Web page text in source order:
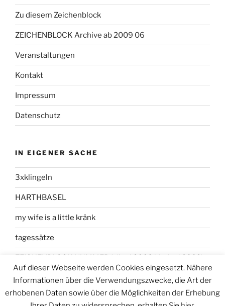
Zu diesem Zeichenblock
ZEICHENBLOCK Archive ab 2009 06
Veranstaltungen
Kontakt
Impressum
Datenschutz
IN EIGENER SACHE
3xklingeln
HARTHBASEL
my wife is a little kränk
tagessätze
ZEICHENBLOCK NUMMER 1 (Juni 2008 bis Juni 2009)
Auf dieser Webseite werden Cookies eingesetzt. Nähere
Informationen über die Verwendungszwecke, die Art der
erhobenen Daten sowie über die Möglichkeiten der Erhebung